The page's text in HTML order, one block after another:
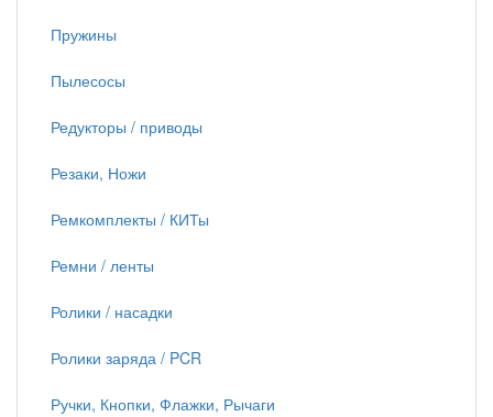
Пружины
Пылесосы
Редукторы / приводы
Резаки, Ножи
Ремкомплекты / КИТы
Ремни / ленты
Ролики / насадки
Ролики заряда / PCR
Ручки, Кнопки, Флажки, Рычаги